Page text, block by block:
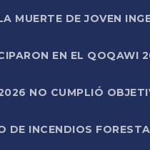
MUERTE DE JOVEN
EN EL
NO CUMPLIÓ
DE INCENDIOS